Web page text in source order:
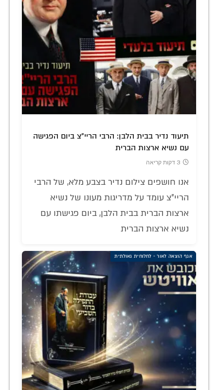
תיעוד נדיר בבית הלבן: הרבי הריי"צ ביום הפגישה
עם נשיא ארצות הברית
3 דקות קריאה
אנו חושפים צילום נדיר בצבע מלא, של הרבי
הריי"צ עומד על מדריגות מעונו של נשיא
ארצות הברית בבית הלבן, ביום פגישתו עם
נשיא ארצות הברית
אגף הוצאה לאור - לחלוחית גאולתית